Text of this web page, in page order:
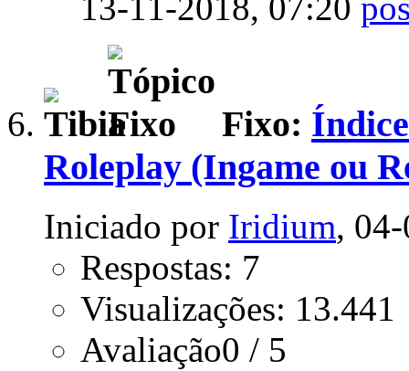
Fixo:
Roleplay (Ingame ou
Iniciado por Iridium,
Respostas: 7
Visualizações: 13.441
Avaliação0 / 5